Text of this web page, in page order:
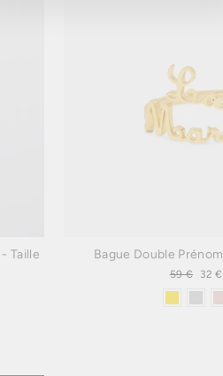
Taille
Bague Double
Prix
régulier
59 €
Prix
32 €